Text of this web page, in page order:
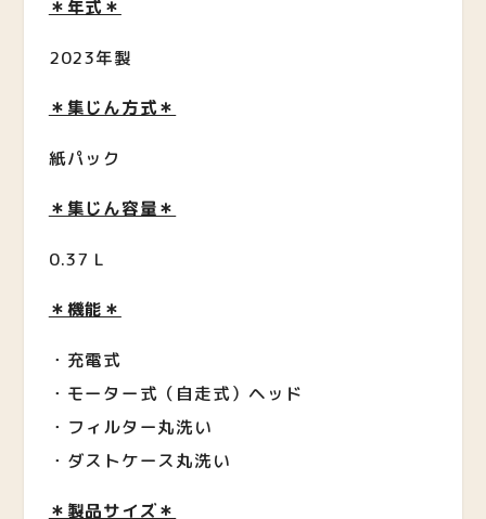
＊年式＊
2023年製
＊集じん方式＊
紙パック
＊集じん容量＊
0.37 L
＊機能＊
・充電式
・モーター式（自走式）ヘッド
・フィルター丸洗い
・ダストケース丸洗い
＊製品サイズ＊